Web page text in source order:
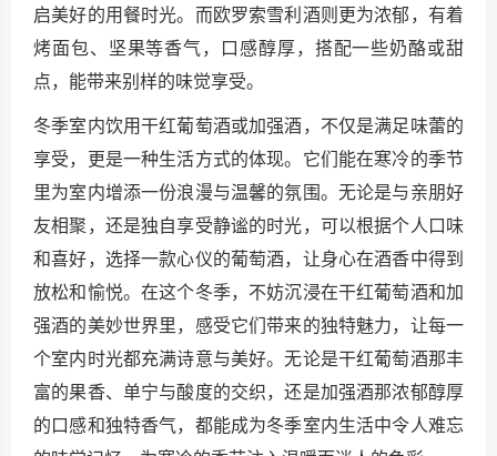
启美好的用餐时光。而欧罗索雪利酒则更为浓郁，有着
烤面包、坚果等香气，口感醇厚，搭配一些奶酪或甜
点，能带来别样的味觉享受。
冬季室内饮用干红葡萄酒或加强酒，不仅是满足味蕾的
享受，更是一种生活方式的体现。它们能在寒冷的季节
里为室内增添一份浪漫与温馨的氛围。无论是与亲朋好
友相聚，还是独自享受静谧的时光，可以根据个人口味
和喜好，选择一款心仪的葡萄酒，让身心在酒香中得到
放松和愉悦。在这个冬季，不妨沉浸在干红葡萄酒和加
强酒的美妙世界里，感受它们带来的独特魅力，让每一
个室内时光都充满诗意与美好。无论是干红葡萄酒那丰
富的果香、单宁与酸度的交织，还是加强酒那浓郁醇厚
的口感和独特香气，都能成为冬季室内生活中令人难忘